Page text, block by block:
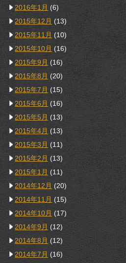
2016年1月 (6)
2015年12月 (13)
2015年11月 (10)
2015年10月 (16)
2015年9月 (16)
2015年8月 (20)
2015年7月 (15)
2015年6月 (16)
2015年5月 (13)
2015年4月 (13)
2015年3月 (11)
2015年2月 (13)
2015年1月 (11)
2014年12月 (20)
2014年11月 (15)
2014年10月 (17)
2014年9月 (12)
2014年8月 (12)
2014年7月 (16)